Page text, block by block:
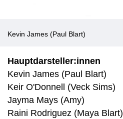
Kevin James (Paul Blart)
Hauptdarsteller:innen
Kevin James (Paul Blart)
Keir O'Donnell (Veck Sims)
Jayma Mays (Amy)
Raini Rodriguez (Maya Blart)